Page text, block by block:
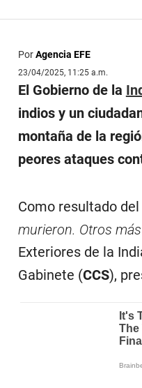
PorAgencia EFE
23/04/2025, 11:25 a.m.
El Gobierno de la
indios y un
montaña de la
peores ataques
Como resultado
murieron. Otros
Exteriores de la
Gabinete (CCS),